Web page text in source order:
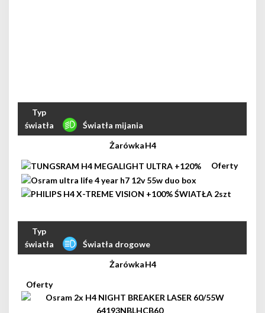
Światła mijania
H4
Światła drogowe
H4